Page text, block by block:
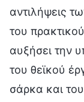
αντιλήψεις
του
αυξήσει την
του θεϊκού
σάρκα και